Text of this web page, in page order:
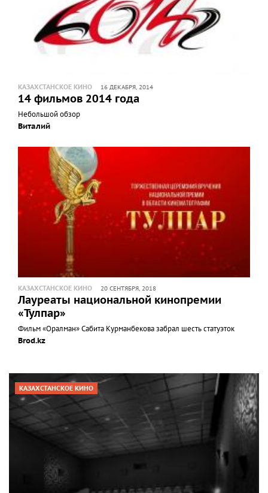
КАЗАХСТАНСКОЕ КИНО 16 ДЕКАБРЯ, 2014
14 фильмов 2014 года
Небольшой обзор
Виталий
КАЗАХСТАНСКОЕ КИНО 20 СЕНТЯБРЯ, 2018
Лауреаты национальной кинопремии
«Тулпар»
Фильм «Оралман» Сабита Курманбекова забрал шесть статуэток
Brod.kz
КАЗАХСТАНСКОЕ КИНО